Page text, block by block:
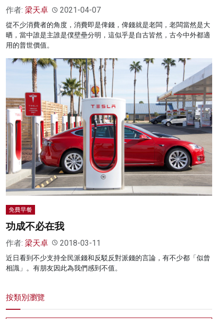
作者: 梁天卓 2021-04-07
從不少消費者的角度，消費即是俾錢，俾錢就是老闆，老闆當然是大
晒，當中誰是主誰是僕壁壘分明，這似乎是自古皆然，古今中外都適
用的普世價值。
免費早餐
功成不必在我
作者: 梁天卓 2018-03-11
近日看到不少支持全民派錢和反駁反對派錢的言論，有不少都「似曾
相識」。有朋友因此為我們感到不值。
按類別瀏覽